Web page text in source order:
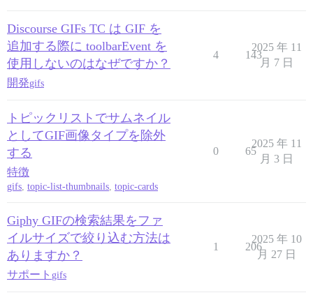
Discourse GIFs TC は GIF を
追加する際に toolbarEvent を
使用しないのはなぜですか？
開発gifs
4 143
2025 年 11
月 7 日
トピックリストでサムネイル
としてGIF画像タイプを除外
する
特徴
gifs, topic-list-thumbnails, topic-cards
0 65
2025 年 11
月 3 日
Giphy GIFの検索結果をファ
イルサイズで絞り込む方法は
ありますか？
サポート gifs
1 206
2025 年 10
月 27 日